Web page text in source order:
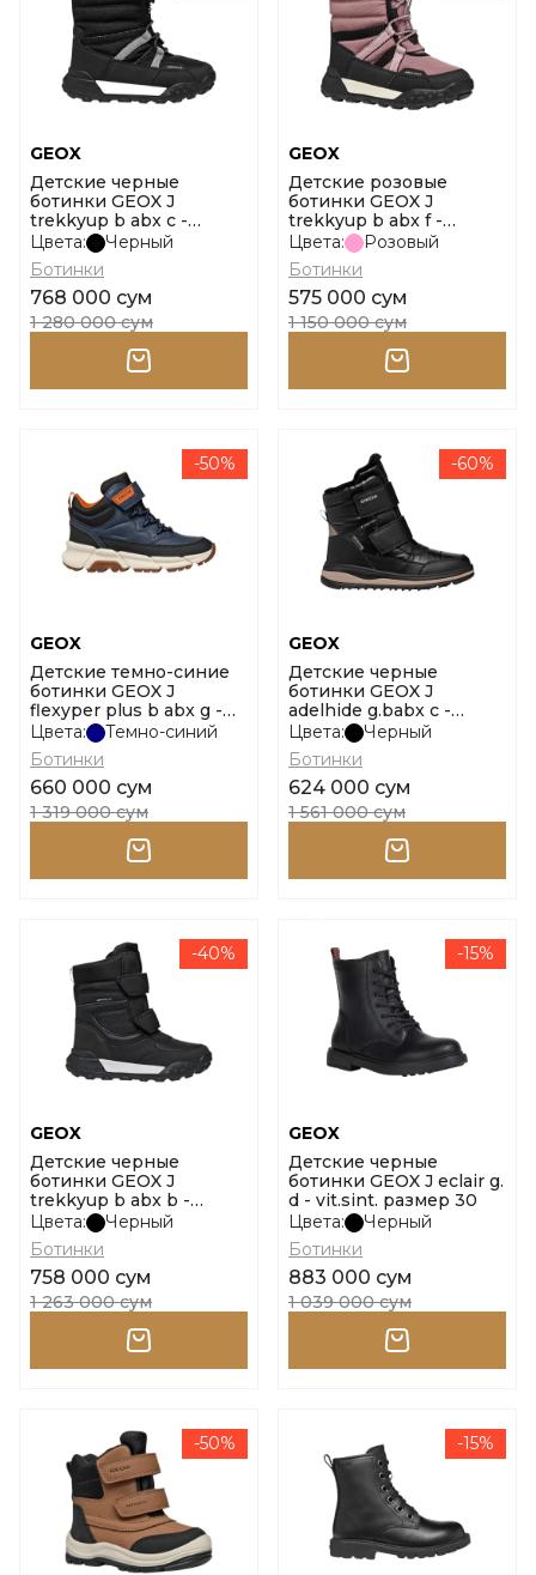
GEOX
Детские черные
ботинки GEOX J
trekkyup b abx c -
nylon+dbk размер 32
Цвета:
Черный
Ботинки
768 000 сум
1 280 000 сум
GEOX
Детские розовые
ботинки GEOX J
trekkyup b abx f -
nylon+dbk размер 31
Цвета:
Розовый
Ботинки
575 000 сум
1 150 000 сум
-50%
GEOX
Детские темно-синие
ботинки GEOX J
flexyper plus b abx g -
sy+ny размер 28
Цвета:
Темно-синий
Ботинки
660 000 сум
1 319 000 сум
-60%
GEOX
Детские черные
ботинки GEOX J
adelhide g.babx c -
ny+vi.si размер 30
Цвета:
Черный
Ботинки
624 000 сум
1 561 000 сум
-40%
GEOX
Детские черные
ботинки GEOX J
trekkyup b abx b -
dbk+nylon размер 32
Цвета:
Черный
Ботинки
758 000 сум
1 263 000 сум
-15%
GEOX
Детские черные
ботинки GEOX J eclair g.
d - vit.sint. размер 30
Цвета:
Черный
Ботинки
883 000 сум
1 039 000 сум
-50% -15%